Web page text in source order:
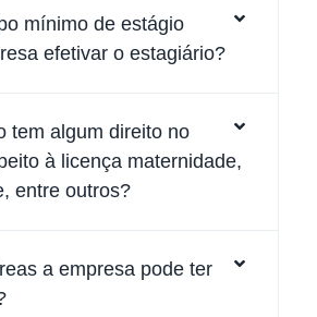
mínimo de estágio
efetivar o estagiário?
tem algum direito no
à licença maternidade,
entre outros?
a empresa pode ter